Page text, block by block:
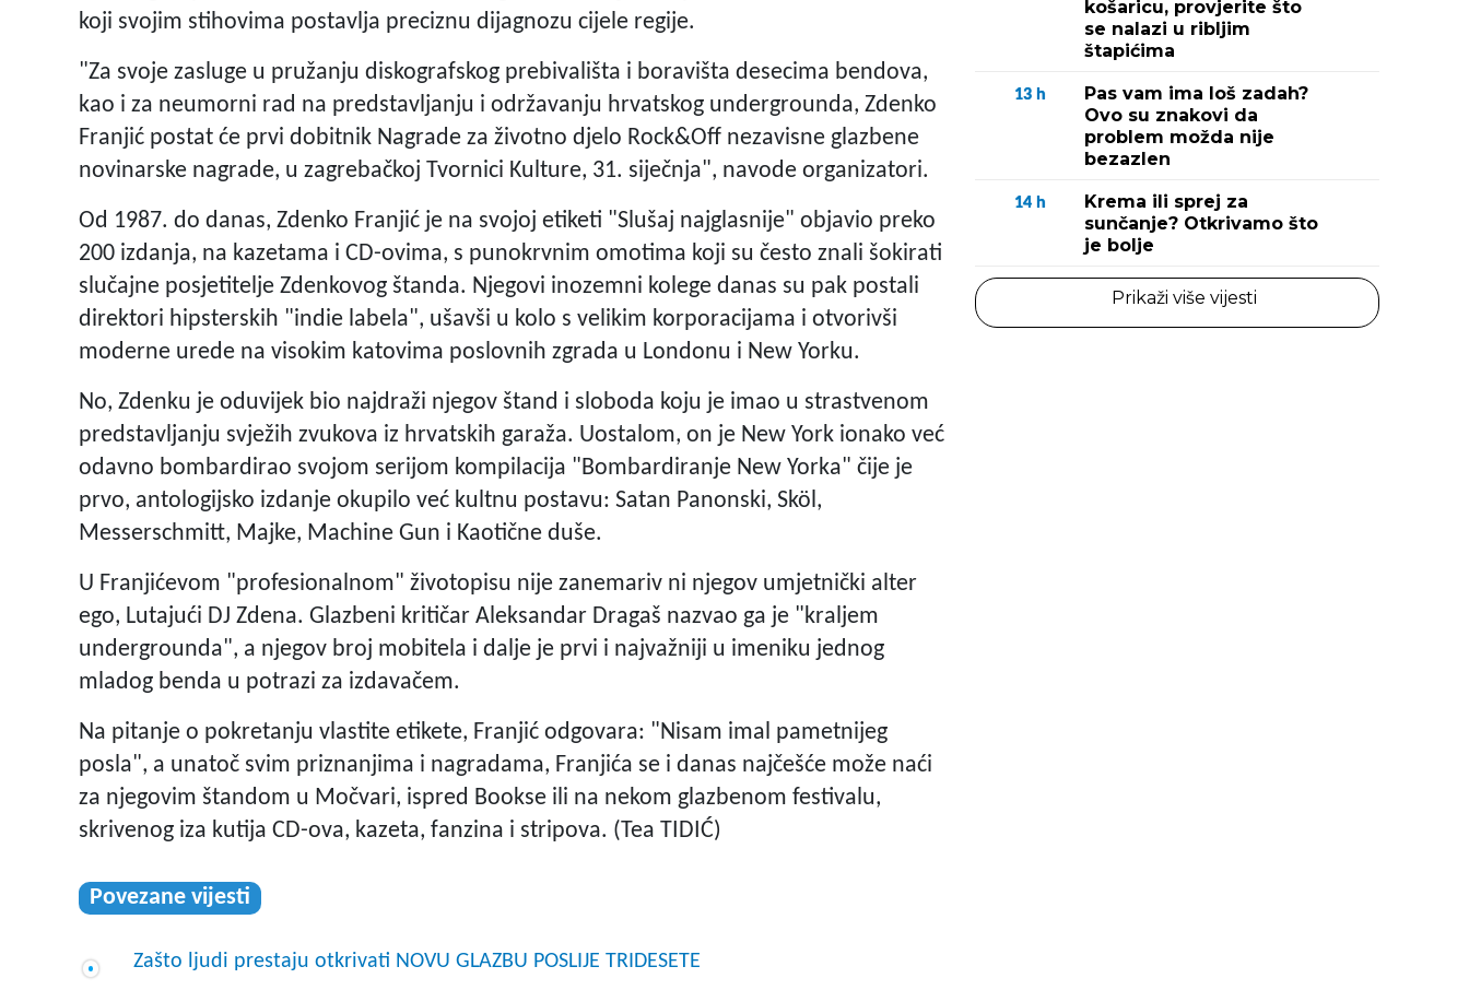
koji svojim stihovima postavlja preciznu dijagnozu cijele regije.
"Za svoje zasluge u pružanju diskografskog prebivališta i boravišta desecima bendova,
kao i za neumorni rad na predstavljanju i održavanju hrvatskog undergrounda, Zdenko
Franjić postat će prvi dobitnik Nagrade za životno djelo Rock&Off nezavisne glazbene
novinarske nagrade, u zagrebačkoj Tvornici Kulture, 31. siječnja", navode organizatori.
Od 1987. do danas, Zdenko Franjić je na svojoj etiketi "Slušaj najglasnije" objavio preko
200 izdanja, na kazetama i CD-ovima, s punokrvnim omotima koji su često znali šokirati
slučajne posjetitelje Zdenkovog štanda. Njegovi inozemni kolege danas su pak postali
direktori hipsterskih "indie labela", ušavši u kolo s velikim korporacijama i otvorivši
moderne urede na visokim katovima poslovnih zgrada u Londonu i New Yorku.
No, Zdenku je oduvijek bio najdraži njegov štand i sloboda koju je imao u strastvenom
predstavljanju svježih zvukova iz hrvatskih garaža. Uostalom, on je New York ionako već
odavno bombardirao svojom serijom kompilacija "Bombardiranje New Yorka" čije je
prvo, antologijsko izdanje okupilo već kultnu postavu: Satan Panonski, Sköl,
Messerschmitt, Majke, Machine Gun i Kaotične duše.
U Franjićevom "profesionalnom" životopisu nije zanemariv ni njegov umjetnički alter
ego, Lutajući DJ Zdena. Glazbeni kritičar Aleksandar Dragaš nazvao ga je "kraljem
undergrounda", a njegov broj mobitela i dalje je prvi i najvažniji u imeniku jednog
mladog benda u potrazi za izdavačem.
Na pitanje o pokretanju vlastite etikete, Franjić odgovara: "Nisam imal pametnijeg
posla", a unatoč svim priznanjima i nagradama, Franjića se i danas najčešće može naći
za njegovim štandom u Močvari, ispred Bookse ili na nekom glazbenom festivalu,
skrivenog iza kutija CD-ova, kazeta, fanzina i stripova. (Tea TIDIĆ)
Povezane vijesti
Zašto ljudi prestaju otkrivati NOVU GLAZBU POSLIJE TRIDESETE
košaricu, provjerite što
se nalazi u ribljim
štapićima
13 h
Pas vam ima loš zadah?
Ovo su znakovi da
problem možda nije
bezazlen
14 h
Krema ili sprej za
sunčanje? Otkrivamo što
je bolje
Prikaži više vijesti